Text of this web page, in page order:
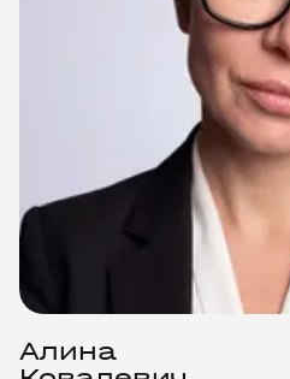
Алина
©
United Mentors
Санкт-Петербург, Лиговский пр-
hello@unimentors.ru